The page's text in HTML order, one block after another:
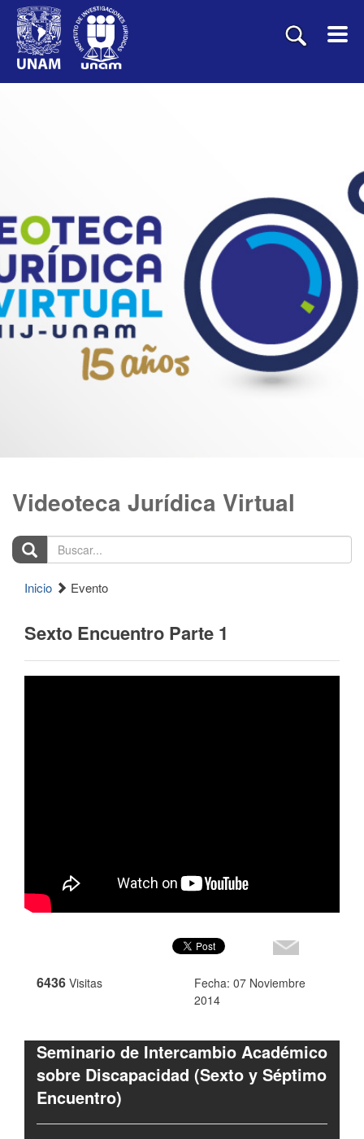
Videoteca Jurídica Virtual
Buscar...
Inicio Evento
Sexto Encuentro Parte 1
6436 Visitas
Fecha: 07 Noviembre
2014
Seminario de Intercambio Académico
sobre Discapacidad (Sexto y Séptimo
Encuentro)